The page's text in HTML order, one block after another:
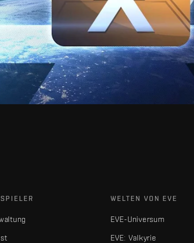
WELTEN VON EVE
EVE-Universum
EVE: Valkyrie